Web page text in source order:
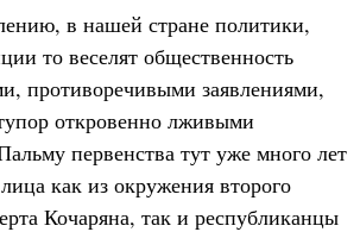
в нашей стране политики,
то веселят общественность
противоречивыми заявлениями,
откровенно лживыми
первенства тут уже много лет
как из окружения второго
Кочаряна, так и республиканцы